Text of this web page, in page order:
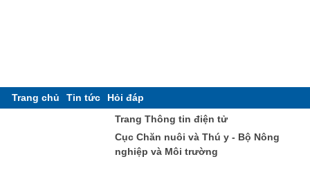
Trang chủ Tin tức
Hỏi đáp
Trang Thông tin điện tử
Cục Chăn nuôi và Thú y - Bộ Nông
nghiệp và Môi trường